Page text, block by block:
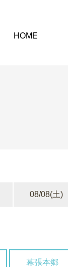
HOME
08/08(土)
幕張本郷